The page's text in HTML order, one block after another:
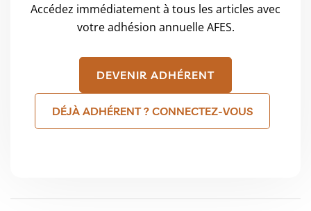
Accédez immédiatement à tous les articles avec
votre adhésion annuelle AFES.
DEVENIR ADHÉRENT
DÉJÀ ADHÉRENT ? CONNECTEZ-VOUS